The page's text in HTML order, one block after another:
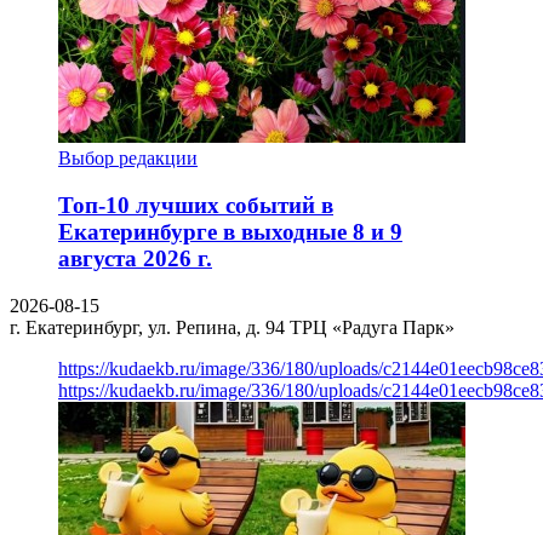
Выбор редакции
Топ-10 лучших событий в
Екатеринбурге в выходные 8 и 9
августа 2026 г.
2026-08-15
г. Екатеринбург, ул. Репина, д. 94 ТРЦ «Радуга Парк»
https://kudaekb.ru/image/336/180/uploads/
https://kudaekb.ru/image/336/180/uploads/